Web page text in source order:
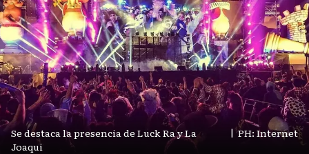
Se destaca la presencia de Luck Ra y La
Joaqui
| PH: Internet